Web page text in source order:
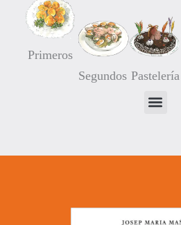
Primeros
Segundos Pastelería